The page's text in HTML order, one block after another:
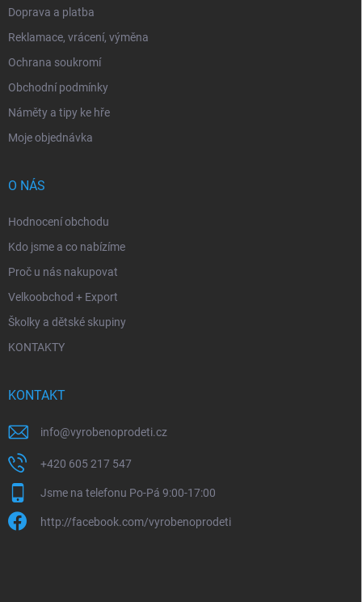
Doprava a platba
Reklamace, vrácení, výměna
Ochrana soukromí
Obchodní podmínky
Náměty a tipy ke hře
Moje objednávka
O NÁS
Hodnocení obchodu
Kdo jsme a co nabízíme
Proč u nás nakupovat
Velkoobchod + Export
Školky a dětské skupiny
KONTAKTY
KONTAKT
info@vyrobenoprodeti.cz
+420 605 217 547
Jsme na telefonu Po-Pá 9:00-17:00
http://facebook.com/vyrobenoprodeti